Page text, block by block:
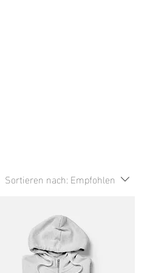
Sortieren nach: Empfohlen